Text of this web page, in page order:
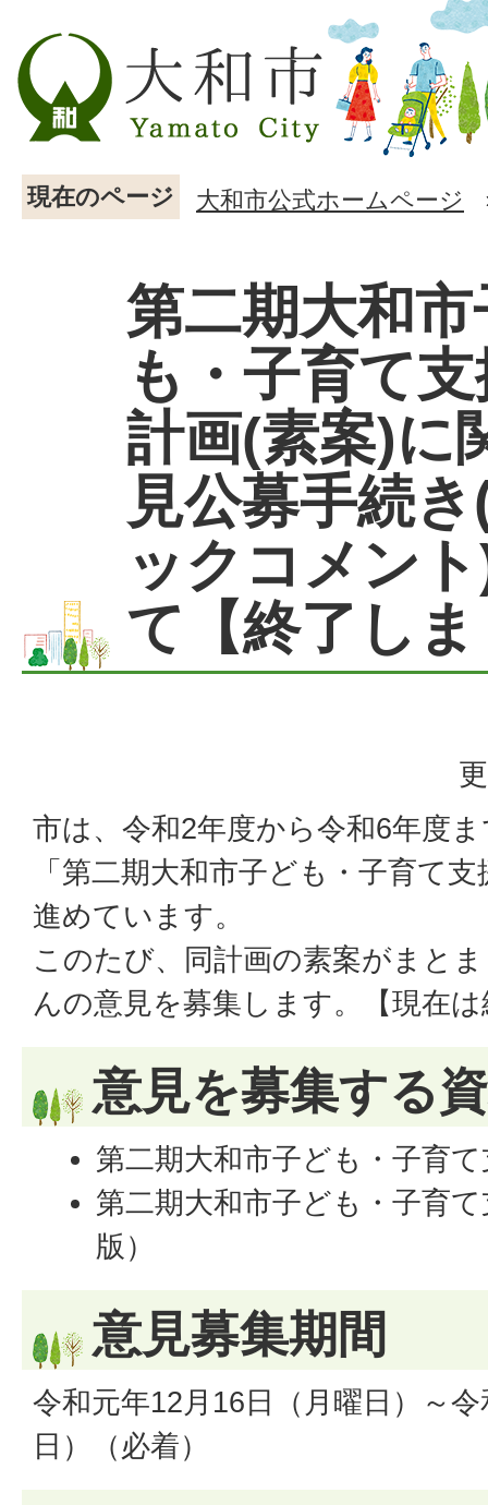
現在のページ 大和市公式ホームページ
第二期大和
も・子育て
計画(素案)に
見公募手続
ックコメン
て【終了し
市は、令和2年度から令和6年度
「第二期大和市子ども・子育て
進めています。
このたび、同計画の素案がまと
んの意見を募集します。【現在
意見を募集する
第二期大和市子ども・子育
第二期大和市子ども・子育
版）
意見募集期間
令和元年12月16日（月曜日）～
日）（必着）